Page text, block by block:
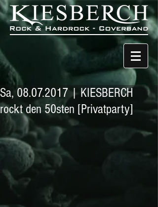
Sa, 08.07.2017 | KIESBERCH
rockt den 50sten [Privatparty]